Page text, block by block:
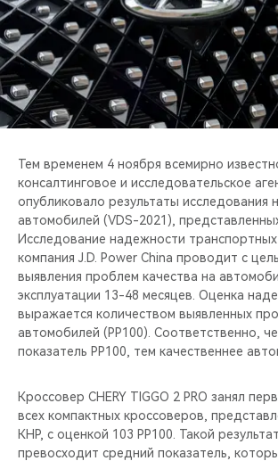
НАШИ МЕРОПРИЯТИЯ
ВИДЕООБЗОРЫ
CHERY ДЛЯ ДЕТЕЙ
Тем временем 4 ноября всемирно
консалтинговое и исследовательское
опубликовало результаты исследования
автомобилей (VDS-2021),
Исследование надежности
компания J.D. Power China проводит с
выявления проблем качества на
эксплуатации 13-48 месяцев. Оценка
выражается количеством выявленных
автомобилей (PP100). Соответственно,
показатель PP100, тем качественнее
Кроссовер CHERY TIGGO 2 PRO занял
всех компактных кроссоверов,
КНР, c оценкой 103 PP100. Такой
превосходит средний показатель,